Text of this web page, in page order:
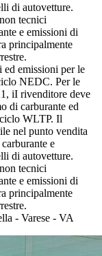
di autovetture.
tecnici
e emissioni di
principalmente
emissioni per le
NEDC. Per le
iI rivenditore deve
di carburante ed
WLTP. Il
nel punto vendita
e
di autovetture.
tecnici
e emissioni di
principalmente
- Varese - VA